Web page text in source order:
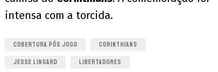
intensa com a torcida.
COBERTURA PÓS JOGO CORINTHIANS
JESSE LINGARD LIBERTADORES